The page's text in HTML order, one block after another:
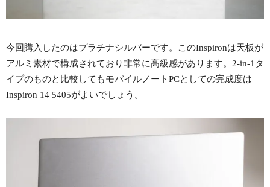
今回購入したのはプラチナシルバーです。このInspironは天板が
アルミ素材で構成されており非常に高級感があります。2-in-1タ
イプのものと比較してもモバイルノートPCとしての完成度は
Inspiron 14 5405がよいでしょう。